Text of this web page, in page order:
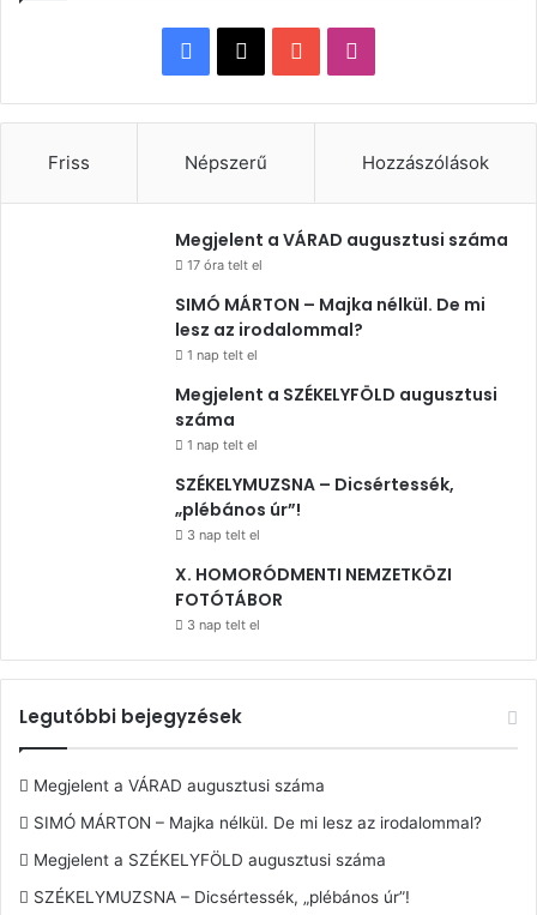
Facebook
X YouTube
Friss Népszerű Hozzászólások
Megjelent a VÁRAD augusztusi száma
17 óra telt el
SIMÓ MÁRTON – Majka nélkül. De mi
lesz az irodalommal?
1 nap telt el
Megjelent a SZÉKELYFÖLD augusztusi
száma
1 nap telt el
SZÉKELYMUZSNA – Dicsértessék,
„plébános úr”!
3 nap telt el
X. HOMORÓDMENTI NEMZETKÖZI
FOTÓTÁBOR
3 nap telt el
Legutóbbi bejegyzések
Megjelent a VÁRAD augusztusi száma
SIMÓ MÁRTON – Majka nélkül. De mi lesz az irodalommal?
Megjelent a SZÉKELYFÖLD augusztusi száma
SZÉKELYMUZSNA – Dicsértessék, „plébános úr”!